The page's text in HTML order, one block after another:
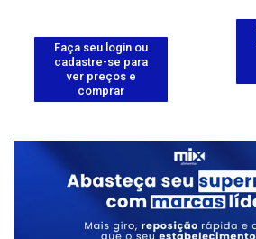
Faça seu login ou
cadastre-se para
ver preços e
comprar